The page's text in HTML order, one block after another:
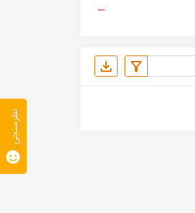
—
نظرسنجی